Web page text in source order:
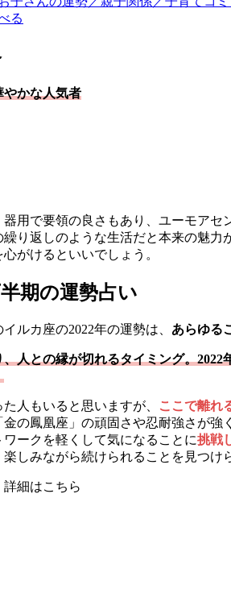
る
やかな人気者
用で要領の良さもあり、ユーモアセ
繰り返しのような生活だと本来の魅力
がけるといいでしょう。
期の運勢占い
ルカ座の2022年の運勢は、 あらゆる
人との縁が切れるタイミング。
人もいると思いますが、 ここで離れ
金の鳳凰座」の頑固さや忍耐強さが
ークを軽くして気になることに挑戦
しみながら続けられることを見つけ
細はこちら